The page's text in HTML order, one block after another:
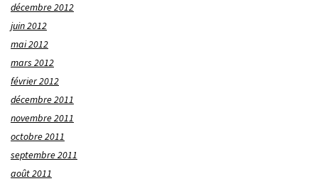
décembre 2012
juin 2012
mai 2012
mars 2012
février 2012
décembre 2011
novembre 2011
octobre 2011
septembre 2011
août 2011